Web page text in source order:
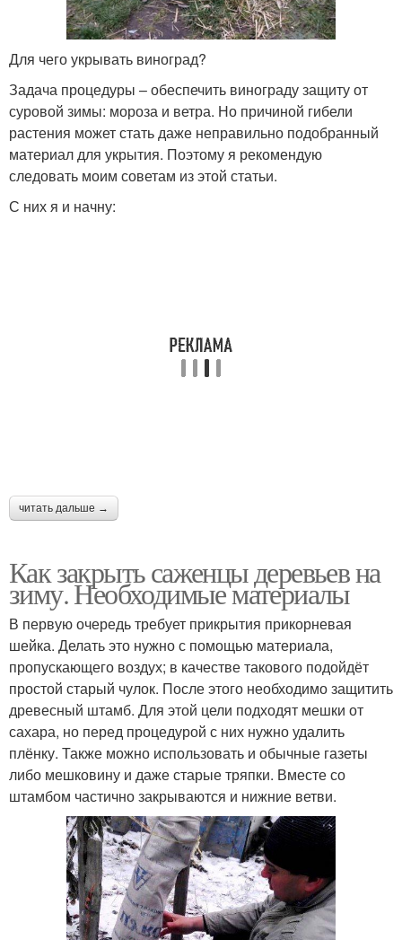
Для чего укрывать виноград?
Задача процедуры – обеспечить винограду защиту от
суровой зимы: мороза и ветра. Но причиной гибели
растения может стать даже неправильно подобранный
материал для укрытия. Поэтому я рекомендую
следовать моим советам из этой статьи.
С них я и начну:
читать дальше →
Как закрыть саженцы деревьев на
зиму. Необходимые материалы
В первую очередь требует прикрытия прикорневая
шейка. Делать это нужно с помощью материала,
пропускающего воздух; в качестве такового подойдёт
простой старый чулок. После этого необходимо защитить
древесный штамб. Для этой цели подходят мешки от
сахара, но перед процедурой с них нужно удалить
плёнку. Также можно использовать и обычные газеты
либо мешковину и даже старые тряпки. Вместе со
штамбом частично закрываются и нижние ветви.